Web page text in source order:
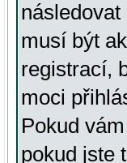
musí být
registrací,
moci
Pokud
pokud jste